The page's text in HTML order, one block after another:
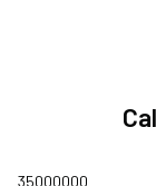
35000000